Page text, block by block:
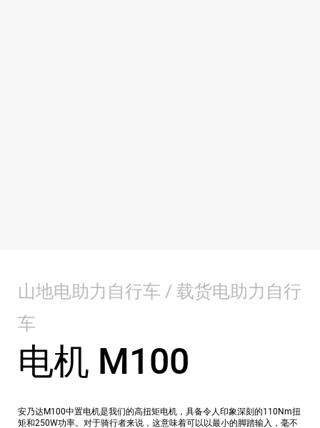
山地电助力自行车 / 载货电助力自行
车
电机 M100
安乃达M100中置电机是我们的高扭矩电机，具备令人印象深刻的110Nm扭
矩和250W功率。对于骑行者来说，这意味着可以以最小的脚踏输入，毫不